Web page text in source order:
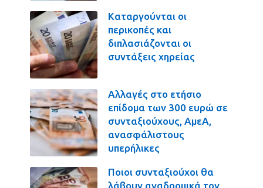
Καταργούνται οι
περικοπές και
διπλασιάζονται οι
συντάξεις χηρείας
Αλλαγές στο ετήσιο
επίδομα των 300 ευρώ σε
συνταξιούχους, ΑμεΑ,
ανασφάλιστους
υπερήλικες
Ποιοι συνταξιούχοι θα
λάβουν αναδρομικά τον